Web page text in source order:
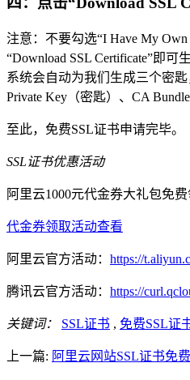
注意：不要勾选“I Have My
“Download SSL Certificate”即可
系统会自动为我们生成三个密匙
Private Key（密匙）、CA
至此，免费SSL证书申请完毕。
SSL证书优惠活动
阿里云1000元代金券大礼包免
代金券领取活动查看
阿里云官方活动： https://
腾讯云官方活动： https://
关键词： SSL证书 , 免费SSL证
上一篇: 阿里云网站SSL证书免